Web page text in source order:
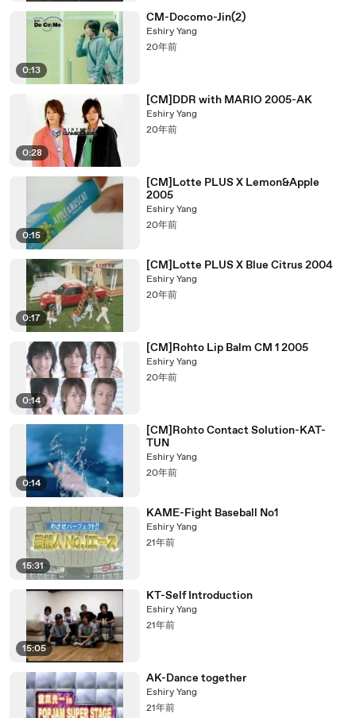
0:13
CM-Docomo-Jin(2)
Eshiry Yang
20年前
0:28
[CM]DDR with MARIO 2005-AK
Eshiry Yang
20年前
0:15
[CM]Lotte PLUS X Lemon&Apple
2005
Eshiry Yang
20年前
0:17
[CM]Lotte PLUS X Blue Citrus 2004
Eshiry Yang
20年前
0:14
[CM]Rohto Lip Balm CM 1 2005
Eshiry Yang
20年前
0:14
[CM]Rohto Contact Solution-KAT-
TUN
Eshiry Yang
20年前
15:31
KAME-Fight Baseball No1
Eshiry Yang
21年前
15:05
KT-Self Introduction
Eshiry Yang
21年前
AK-Dance together
Eshiry Yang
21年前